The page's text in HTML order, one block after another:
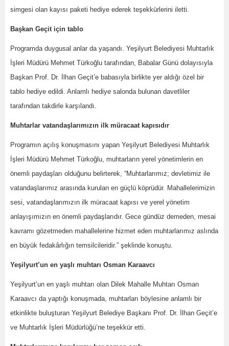
simgesi olan kayısı paketi hediye ederek teşekkürlerini iletti.
Başkan Geçit için tablo
Programda duygusal anlar da yaşandı. Yeşilyurt Belediyesi Muhtarlık
İşleri Müdürü Mehmet Türkoğlu tarafından, Babalar Günü dolayısıyla
Başkan Prof. Dr. İlhan Geçit’e babasıyla birlikte yer aldığı özel bir
tablo hediye edildi. Anlamlı hediye salonda bulunan davetliler
tarafından takdirle karşılandı.
Muhtarlar vatandaşlarımızın ilk müracaat kapısıdır
Programın açılış konuşmasını yapan Yeşilyurt Belediyesi Muhtarlık
İşleri Müdürü Mehmet Türkoğlu, muhtarların yerel yönetimlerin en
önemli paydaşları olduğunu belirterek, “Muhtarlarımız; devletimiz ile
vatandaşlarımız arasında kurulan en güçlü köprüdür. Mahallelerimizin
sesi, vatandaşlarımızın ilk müracaat kapısı ve yerel yönetim
anlayışımızın en önemli paydaşlarıdır. Gece gündüz demeden, mesai
kavramı gözetmeden mahallelerine hizmet eden muhtarlarımız aslında
en büyük fedakârlığın temsilcileridir.” şeklinde konuştu.
Yeşilyurt’un en yaşlı muhtarı Osman Karaavcı
Yeşilyurt’un en yaşlı muhtarı olan Dilek Mahalle Muhtarı Osman
Karaavcı da yaptığı konuşmada, muhtarları böylesine anlamlı bir
etkinlikte buluşturan Yeşilyurt Belediye Başkanı Prof. Dr. İlhan Geçit’e
ve Muhtarlık İşleri Müdürlüğü’ne teşekkür etti.